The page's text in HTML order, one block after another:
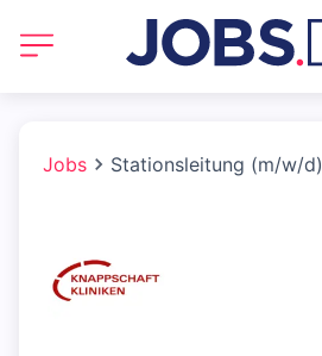
Jobs Stationsleitung (m/w/d)